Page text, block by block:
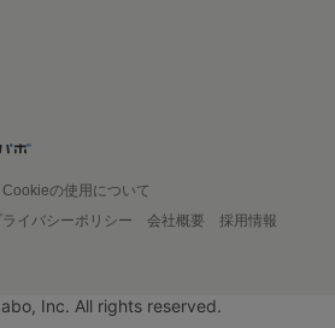
Cookieの使用について
ライバシーポリシー 会社概要
採用情報
Inc. All rights reserved.